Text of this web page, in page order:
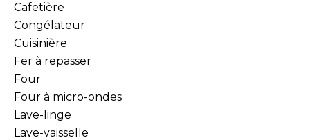
Cafetière
Congélateur
Cuisinière
Fer à repasser
Four
Four à micro-ondes
Lave-linge
Lave-vaisselle